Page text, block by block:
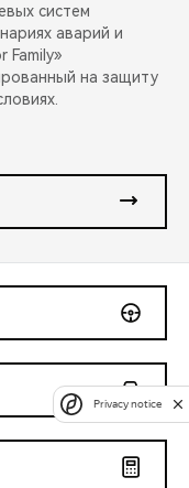
систем
аварий и
Family»
на защиту
Privacy notice